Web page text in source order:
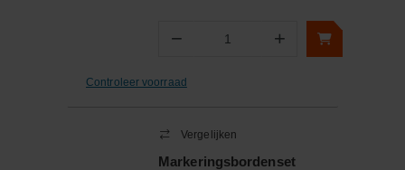
− Aantal +
Controleer voorraad
Vergelijken
Markeringsbordenset